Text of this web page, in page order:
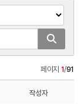
페이지 1/91
작성자